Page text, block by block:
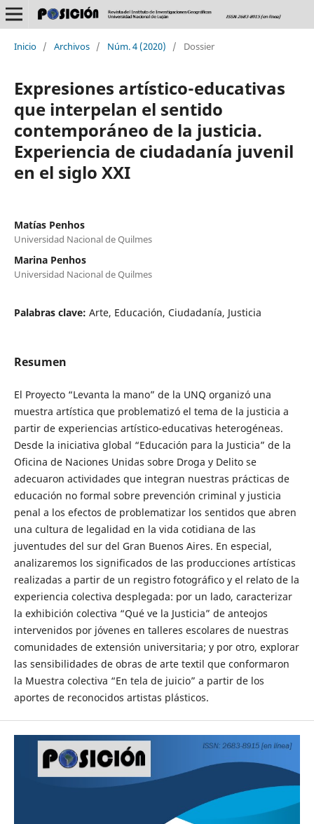
Inicio / Archivos / Núm. 4 (2020) / Dossier
Expresiones artístico-educativas
que interpelan el sentido
contemporáneo de la justicia.
Experiencia de ciudadanía juvenil
en el siglo XXI
Matías Penhos
Universidad Nacional de Quilmes
Marina Penhos
Universidad Nacional de Quilmes
Palabras clave: Arte, Educación, Ciudadanía, Justicia
Resumen
El Proyecto “Levanta la mano” de la UNQ organizó una
muestra artística que problematizó el tema de la justicia a
partir de experiencias artístico-educativas heterogéneas.
Desde la iniciativa global “Educación para la Justicia” de la
Oficina de Naciones Unidas sobre Droga y Delito se
adecuaron actividades que integran nuestras prácticas de
educación no formal sobre prevención criminal y justicia
penal a los efectos de problematizar los sentidos que abren
una cultura de legalidad en la vida cotidiana de las
juventudes del sur del Gran Buenos Aires. En especial,
analizaremos los significados de las producciones artísticas
realizadas a partir de un registro fotográfico y el relato de la
experiencia colectiva desplegada: por un lado, caracterizar
la exhibición colectiva “Qué ve la Justicia” de anteojos
intervenidos por jóvenes en talleres escolares de nuestras
comunidades de extensión universitaria; y por otro, explorar
las sensibilidades de obras de arte textil que conformaron
la Muestra colectiva “En tela de juicio” a partir de los
aportes de reconocidos artistas plásticos.